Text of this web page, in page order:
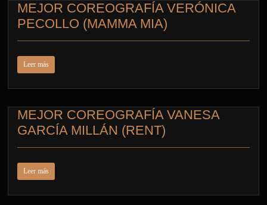
MEJOR COREOGRAFÍA VERÓNICA
PECOLLO (MAMMA MIA)
Leer más
MEJOR COREOGRAFÍA VANESA
GARCÍA MILLÁN (RENT)
Leer más